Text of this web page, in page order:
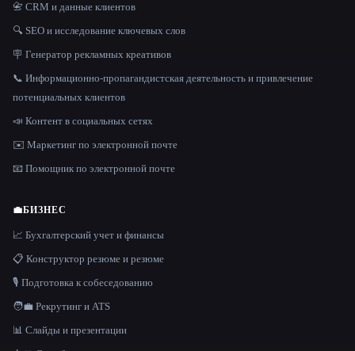
📇 CRM и данные клиентов
🔍 SEO и исследование ключевых слов
🪧 Генератор рекламных креативов
📞 Информационно-пропагандистская деятельность и привлечение
потенциальных клиентов
📣 Контент в социальных сетях
✉️ Маркетинг по электронной почте
📧 Помощник по электронной почте
💼БИЗНЕС
📈 Бухгалтерский учет и финансы
📋 Конструктор резюме и резюме
🎙️ Подготовка к собеседованию
🧑‍💼 Рекрутинг и ATS
📊 Слайды и презентации